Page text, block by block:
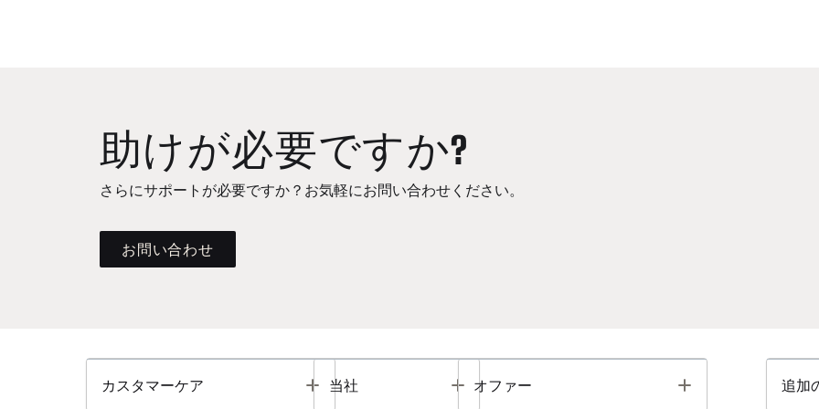
助けが必要ですか?
さらにサポートが必要ですか？お気軽にお問い合わせください。
お問い合わせ
カスタマーケア Toggle
当社 Toggle
オファー Toggle 追加